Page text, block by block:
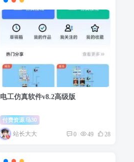
电工仿真软件v8.2高级版
付费资源 30
站长大大 0 49 28